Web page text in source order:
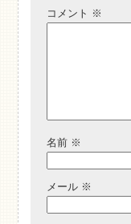
コメント ※
名前 ※
メール ※